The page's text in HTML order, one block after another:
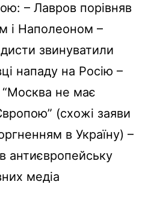
– Лавров порівняв
і Наполеоном –
звинуватили
нападу на Росію –
не має
(схожі заяви
в Україну) –
антиєвропейську
медіа